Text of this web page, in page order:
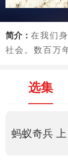
简介：在我们
社会。数百万
选集
蚂蚁奇兵 上